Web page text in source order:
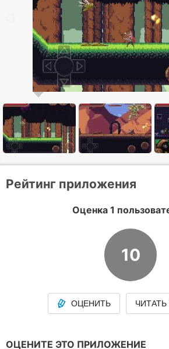
Рейтинг приложения
Оценка 1
10
ОЦЕНИТЬ
ОЦЕНИТЕ ЭТО ПРИЛОЖЕНИЕ